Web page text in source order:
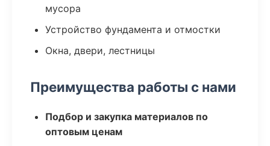
мусора
Устройство фундамента и отмостки
Окна, двери, лестницы
Преимущества работы с нами
Подбор и закупка материалов по
оптовым ценам